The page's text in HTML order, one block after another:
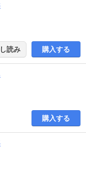
読み 購入する
購入する